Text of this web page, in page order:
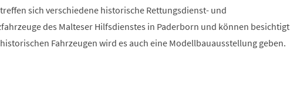
sich verschiedene historische Rettungsdienst- und
des Malteser Hilfsdienstes in Paderborn und können besichtigt
Fahrzeugen wird es auch eine Modellbauausstellung geben.